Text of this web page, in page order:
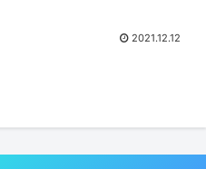
2021.12.12